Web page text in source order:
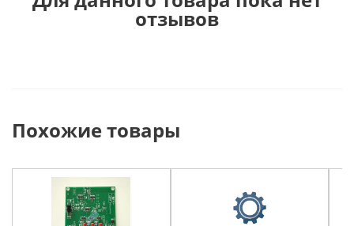
отзывов
Похожие товары